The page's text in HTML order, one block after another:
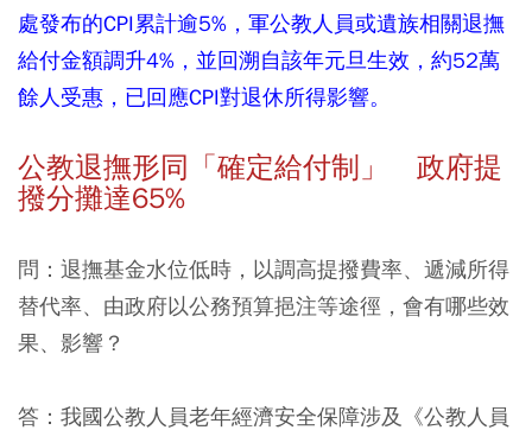
處發布的CPI累計逾5%，軍公教人員或遺族相關退撫
給付金額調升4%，並回溯自該年元旦生效，約52萬
餘人受惠，已回應CPI對退休所得影響。
公教退撫形同「確定給付制」 政府提
撥分攤達65%
問：退撫基金水位低時，以調高提撥費率、遞減所得
替代率、由政府以公務預算挹注等途徑，會有哪些效
果、影響？
答： 我國公教人員老年經濟安全保障涉及《公教人員